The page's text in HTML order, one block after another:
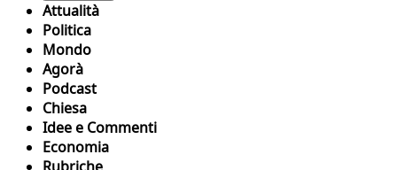
Attualità
Politica
Mondo
Agorà
Podcast
Chiesa
Idee e Commenti
Economia